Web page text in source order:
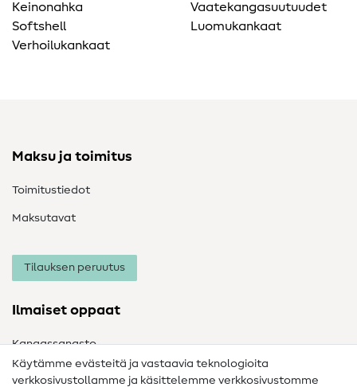
Keinonahka
Softshell
Verhoilukankaat
Vaatekangasuutuudet
Luomukankaat
Maksu ja toimitus
Toimitustiedot
Maksutavat
Tilauksen peruutus
Ilmaiset oppaat
Kangassanasto
Ompelusanasto
Käytämme evästeitä ja vastaavia teknologioita
verkkosivustollamme ja käsittelemme verkkosivustomme